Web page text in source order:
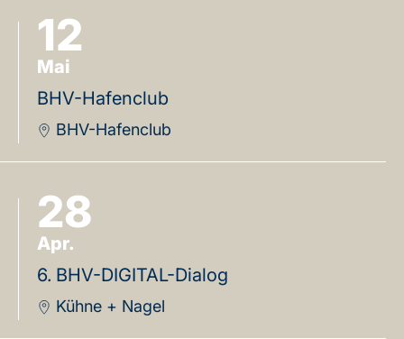
12
Mai
BHV-Hafenclub
BHV-Hafenclub
28
Apr.
6. BHV-DIGITAL-Dialog
Kühne + Nagel